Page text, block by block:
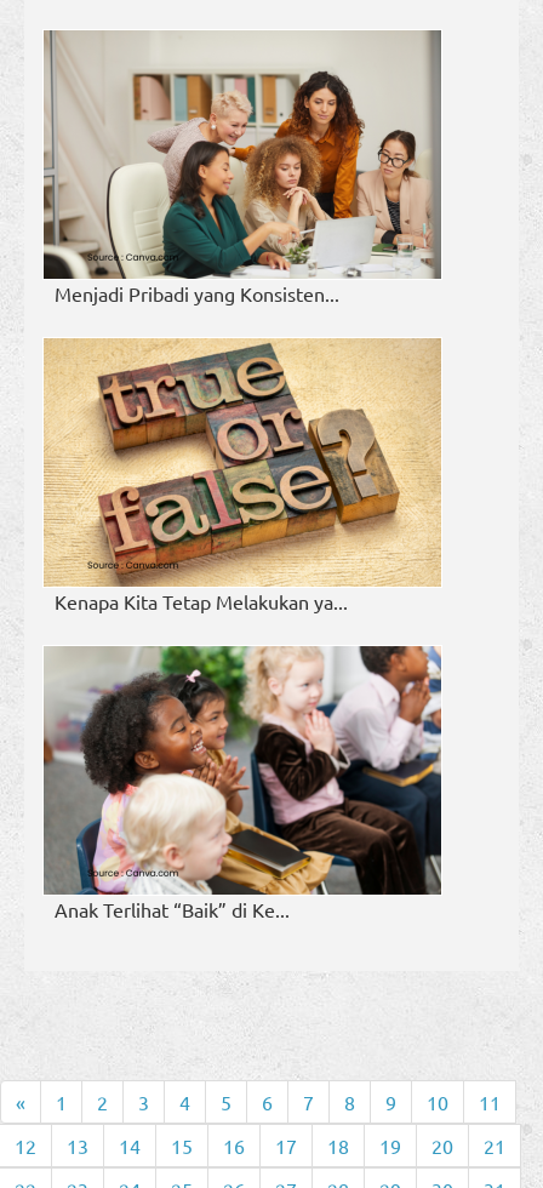
Menjadi Pribadi yang Konsisten...
Kenapa Kita Tetap Melakukan ya...
Anak Terlihat “Baik” di Ke...
« 1 2 3 4 5 6 7 8 9 10
11
12
13 14 15 16 17 18 19 20
21